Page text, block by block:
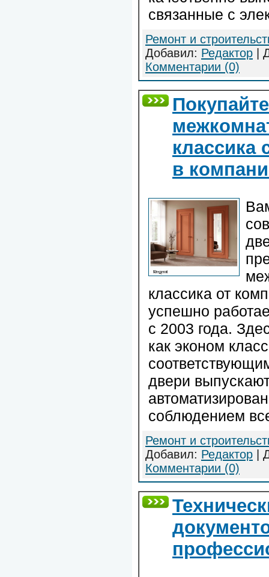
связанные с
Ремонт и
Добавил: Редактор |
Комментарии (0)
классика
в
классика от
успешно
с 2003 года.
как эконом
двери
соблюдением
Ремонт и
Добавил: Редактор |
Комментарии (0)